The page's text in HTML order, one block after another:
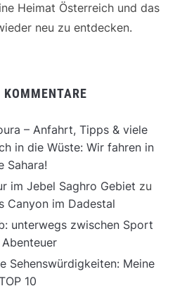
Heimat Österreich und das
neu zu entdecken.
KOMMENTARE
– Anfahrt, Tipps & viele
in die Wüste: Wir fahren in
Sahara!
im Jebel Saghro Gebiet zu
Canyon im Dadestal
unterwegs zwischen Sport
Sehenswürdigkeiten: Meine
10